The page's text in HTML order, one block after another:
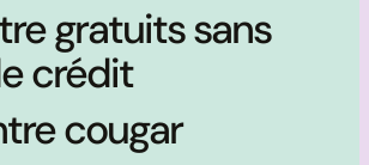
gratuits sans
crédit
cougar